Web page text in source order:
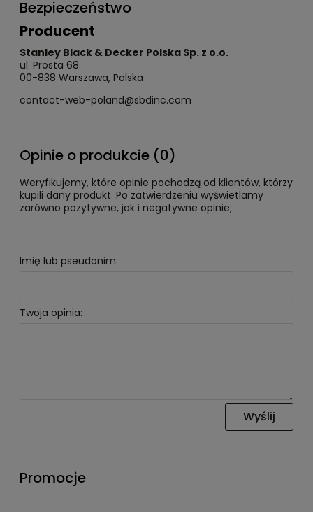
Bezpieczeństwo
Producent
Stanley Black & Decker Polska Sp. z o.o.
ul. Prosta 68
00-838 Warszawa, Polska
contact-web-poland@sbdinc.com
Opinie o produkcie (0)
Weryfikujemy, które opinie pochodzą od klientów, którzy
kupili dany produkt. Po zatwierdzeniu wyświetlamy
zarówno pozytywne, jak i negatywne opinie;
Imię lub pseudonim:
Twoja opinia:
Wyślij
Promocje